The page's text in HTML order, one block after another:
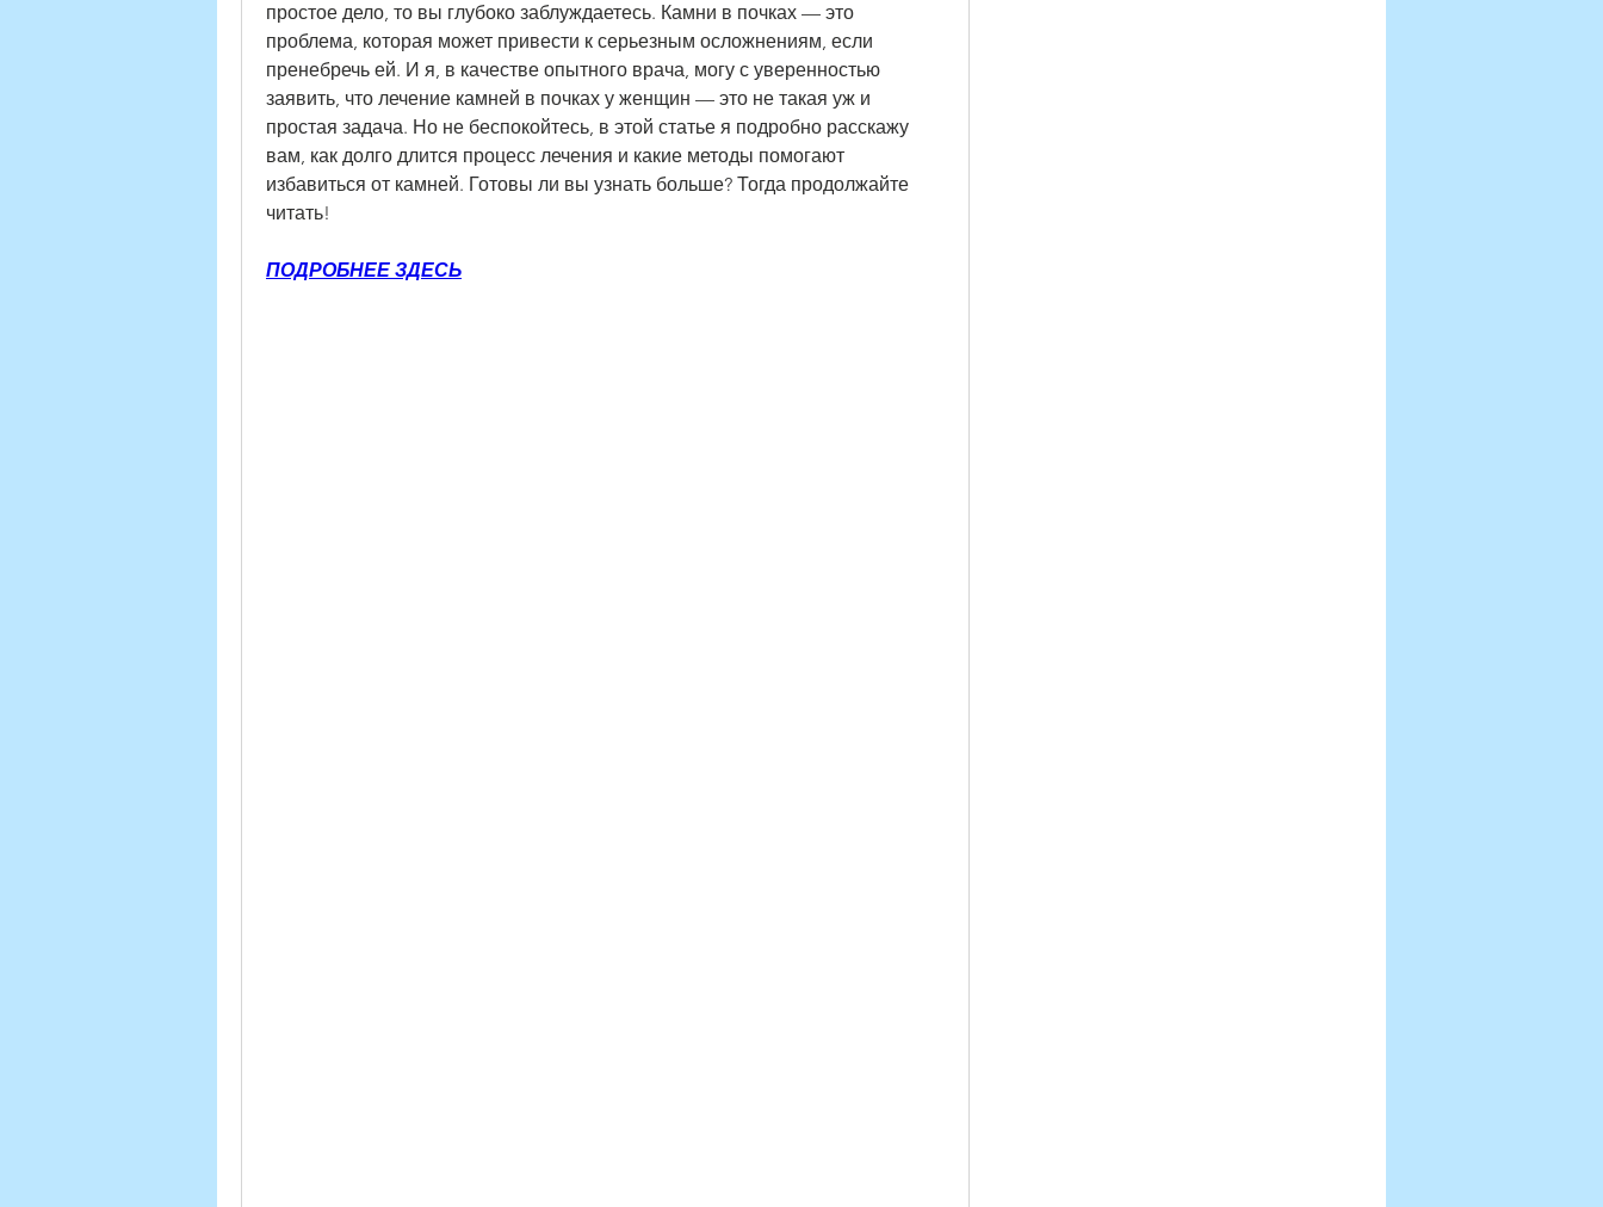
простое дело, то вы глубоко заблуждаетесь. Камни в почках — это
проблема, которая может привести к серьезным осложнениям, если
пренебречь ей. И я, в качестве опытного врача, могу с уверенностью
заявить, что лечение камней в почках у женщин — это не такая уж и
простая задача. Но не беспокойтесь, в этой статье я подробно расскажу
вам, как долго длится процесс лечения и какие методы помогают
избавиться от камней. Готовы ли вы узнать больше? Тогда продолжайте
читать!
ПОДРОБНЕЕ ЗДЕСЬ